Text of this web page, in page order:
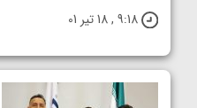
9:18 , 18 تیر 01